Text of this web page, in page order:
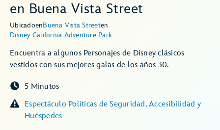
en Buena Vista Street
UbicadoenBuena Vista Streeten
Disney California Adventure Park
Encuentra a algunos Personajes de Disney clásicos
vestidos con sus mejores galas de los años 30.
5 Minutos
Espectáculo Políticas de Seguridad, Accesibilidad y
Huéspedes